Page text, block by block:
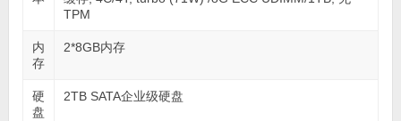
TPM
内
存
2*8GB内存
硬
盘
2TB SATA企业级硬盘